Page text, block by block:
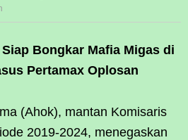
Bongkar Mafia Migas di
Pertamax Oplosan
(Ahok), mantan Komisaris
2019-2024, menegaskan